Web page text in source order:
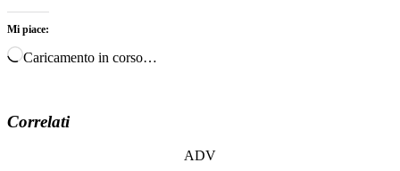
Mi piace:
Caricamento in corso…
Correlati
ADV